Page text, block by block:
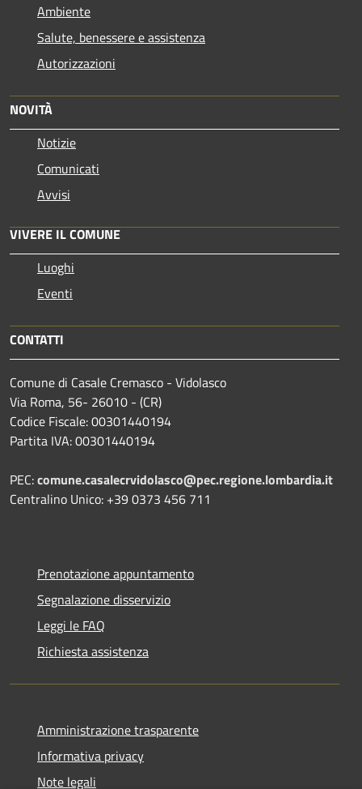
Ambiente
Salute, benessere e assistenza
Autorizzazioni
NOVITÀ
Notizie
Comunicati
Avvisi
VIVERE IL COMUNE
Luoghi
Eventi
CONTATTI
Comune di Casale Cremasco - Vidolasco
Via Roma, 56- 26010 - (CR)
Codice Fiscale: 00301440194
Partita IVA: 00301440194
PEC:comune.casalecrvidolasco@pec.regione.lombardia.it
Centralino Unico: +39 0373 456 711
Prenotazione appuntamento
Segnalazione disservizio
Leggi le FAQ
Richiesta assistenza
Amministrazione trasparente
Informativa privacy
Note legali